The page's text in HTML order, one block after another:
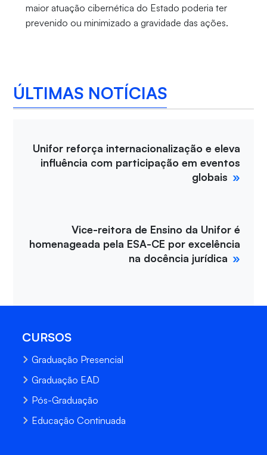
maior atuação cibernética do Estado poderia ter
prevenido ou minimizado a gravidade das ações.
ÚLTIMAS NOTÍCIAS
Unifor reforça internacionalização e eleva
influência com participação em eventos
globais
Vice-reitora de Ensino da Unifor é
homenageada pela ESA-CE por excelência
na docência jurídica
CURSOS
Graduação Presencial
Graduação EAD
Pós-Graduação
Educação Continuada